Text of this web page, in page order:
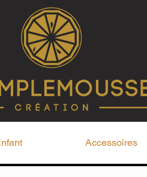
Accessoires